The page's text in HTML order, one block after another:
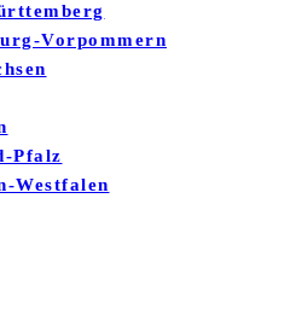
Vorpommern
Pfalz
Westfalen